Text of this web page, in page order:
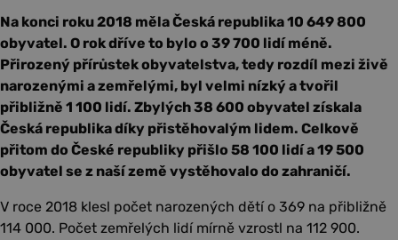
Na konci roku 2018 měla Česká republika 10 649 800
obyvatel. O rok dříve to bylo o 39 700 lidí méně.
Přirozený přírůstek obyvatelstva, tedy rozdíl mezi živě
narozenými a zemřelými, byl velmi nízký a tvořil
přibližně 1 100 lidí. Zbylých 38 600 obyvatel získala
Česká republika díky přistěhovalým lidem. Celkově
přitom do České republiky přišlo 58 100 lidí a 19 500
obyvatel se z naší země vystěhovalo do zahraničí.
V roce 2018 klesl počet narozených dětí o 369 na přibližně
114 000. Počet zemřelých lidí mírně vzrostl na 112 900.